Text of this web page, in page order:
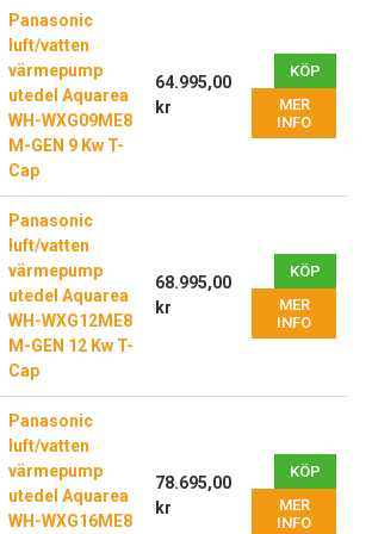
Panasonic
luft/vatten
värmepump
utedel Aquarea
WH-WXG09ME8
M-GEN 9 Kw T-
Cap
64.995,00
kr
KÖP
MER
INFO
Panasonic
luft/vatten
värmepump
utedel Aquarea
WH-WXG12ME8
M-GEN 12 Kw T-
Cap
68.995,00
kr
KÖP
MER
INFO
Panasonic
luft/vatten
värmepump
utedel Aquarea
WH-WXG16ME8
78.695,00
kr
KÖP
MER
INFO